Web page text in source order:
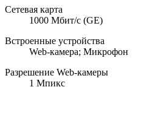
Сетевая карта
1000 Мбит/с (GE)
Встроенные устройства
Web-камера; Микрофон
Разрешение Web-камеры
1 Мпикс